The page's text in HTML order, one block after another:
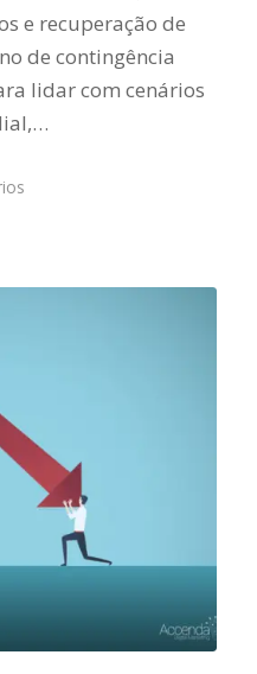
e recuperação de
de contingência
lidar com cenários